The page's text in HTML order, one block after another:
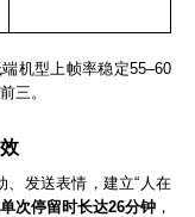
端机型上帧率稳定55–60
三。
、发送表情，建立“人在
次停留时长达26分钟 ，